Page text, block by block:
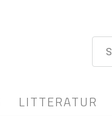
LITTERATUR